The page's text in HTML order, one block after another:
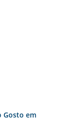
Gosto em